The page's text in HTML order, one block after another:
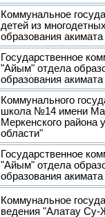
Коммунальное
детей из
образования
Государственное
"Айым" отдела
образования
Коммунального
школа №14 имени
Меркенского
области"
Государственное
"Айым" отдела
образования
Коммунальное
ведения "Алатау